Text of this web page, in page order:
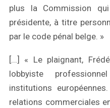
plus la Commission
présidente, à titre
par le code pénal belge. »
[...] « Le plaignant,
lobbyiste
institutions
relations commerciales